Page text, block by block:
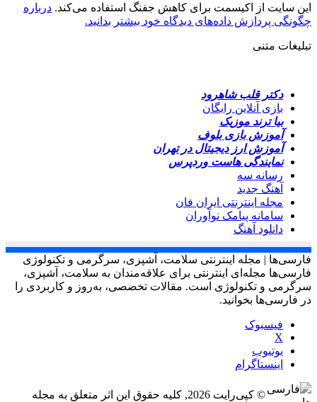
این سایت از اکیسمت برای کاهش جفنگ استفاده می‌کند. درباره
چگونگی پردازش داده‌های دیدگاه خود بیشتر بدانید.
تبلیغات متنی
دکتر قلب شاهرود
بازی آنلاین رایگان
بیا ترند موزیک
آموزش بازی بلوف
آموزش ارز دیجیتال در تهران
نمایندگی هاست وردپرس
رسانه سه
آهنگ جدید
مجله اینترنتی ایران فان
سامانه پیامک نوآوران
دانلود آهنگ
فارسی‌ها | مجله اینترنتی سلامت، آشپزی، سرگرمی و تکنولوژی
فارسی‌ها مجله‌ای اینترنتی برای علاقه‌مندان به سلامت، آشپزی،
سرگرمی و تکنولوژی است. مقالات تخصصی، به‌روز و کاربردی را
در فارسی‌ها بخوانید.
فیسبوک
X
یوتیوب
اینستاگرام
© کپی‌رایت 2026, کلیه حقوق این اثر متعلق به مجله